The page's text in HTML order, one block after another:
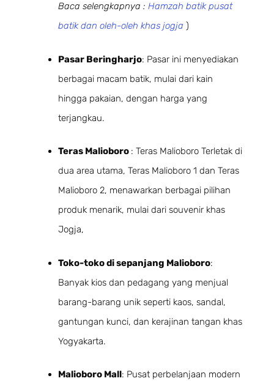
Baca selengkapnya : Hamzah batik pusat
batik dan oleh-oleh khas jogja )
Pasar Beringharjo: Pasar ini menyediakan
berbagai macam batik, mulai dari kain
hingga pakaian, dengan harga yang
terjangkau.
Teras Malioboro : Teras Malioboro Terletak di
dua area utama, Teras Malioboro 1 dan Teras
Malioboro 2, menawarkan berbagai pilihan
produk menarik, mulai dari souvenir khas
Jogja,
Toko-toko di sepanjang Malioboro:
Banyak kios dan pedagang yang menjual
barang-barang unik seperti kaos, sandal,
gantungan kunci, dan kerajinan tangan khas
Yogyakarta.
Malioboro Mall: Pusat perbelanjaan modern